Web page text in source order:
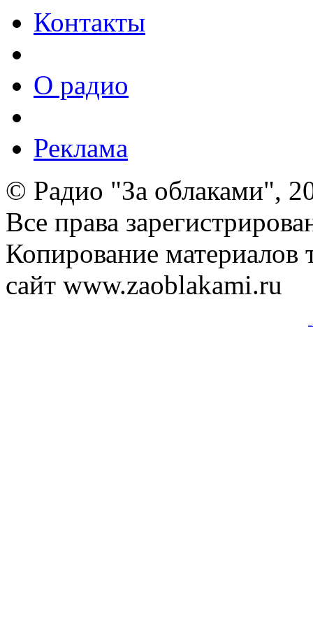
Контакты
О радио
Реклама
© Радио "За облаками",
Все права
Копирование материалов
сайт www.zaoblakami.ru
Анализ